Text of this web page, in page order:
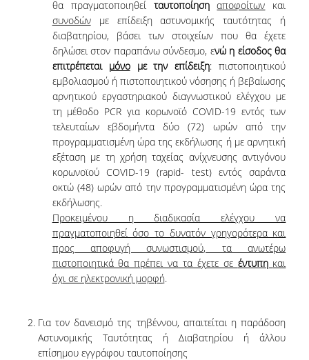
QUALITY ASSURANCE
QUALITY ASSURANCE POLICY
ACCREDITATION
EXTERNAL EVALUATION
QUALITY ASSURANCE UNIT
RESEARCH
RESEARCH ACTIVITIES
RESEARCH LABORATORIES
PUBLICATIONS
ALUMNI
θα πραγματοποιηθεί ταυτοποίηση αποφοίτων και
συνοδώνμε επίδειξη αστυνομικής ταυτότητας ή
διαβατηρίου, βάσει των στοιχείων που θα έχετε
δηλώσει στον παραπάνω σύνδεσμο, ενώη είσοδος θα
επιτρέπεται μόνομε την επίδειξη: πιστοποιητικού
εμβολιασμού ή πιστοποιητικού νόσησης ή βεβαίωσης
αρνητικού εργαστηριακού διαγνωστικού ελέγχου με
τη μέθοδο PCR για κορωνοϊό COVID-19 εντός των
τελευταίων εβδομήντα δύο (72) ωρών από την
προγραμματισμένη ώρα της εκδήλωσης ή με αρνητική
εξέταση με τη χρήση ταχείας ανίχνευσης αντιγόνου
κορωνοϊού COVID-19 (rapid- test) εντός σαράντα
οκτώ (48) ωρών από την προγραμματισμένη ώρα της
εκδήλωσης.
Προκειμένου η διαδικασία ελέγχου να
πραγματοποιηθεί όσο το δυνατόν γρηγορότερα και
προς αποφυγή συνωστισμού, τα ανωτέρω
πιστοποιητικά θα πρέπει να τα έχετε σε έντυπη και
όχι σε ηλεκτρονική μορφή.
Για τον δανεισμό της τηβέννου, απαιτείται η παράδοση
Αστυνομικής Ταυτότητας ή Διαβατηρίου ή άλλου
επίσημου εγγράφου ταυτοποίησης